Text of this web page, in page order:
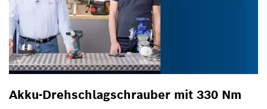
Akku-Drehschlagschrauber mit 330 Nm